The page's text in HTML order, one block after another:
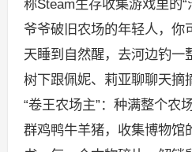
称Steam生存收集游戏里的
爷爷破旧农场的年轻人，你
天睡到自然醒，去河边钓一
树下跟佩妮、莉亚聊聊天摘
“卷王农场主”：种满整个农
群鸡鸭牛羊猪，收集博物馆